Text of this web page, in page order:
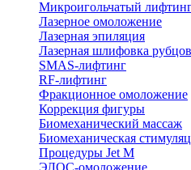
Микроигольчатый
Лазерное омоложение
Лазерная эпиляция
Лазерная шлифовка рубцов
SMAS-лифтинг
RF-лифтинг
Фракционное омоложение
Коррекция фигуры
Биомеханический массаж
Биомеханическая
Процедуры Jet M
ЭЛОС-омоложение